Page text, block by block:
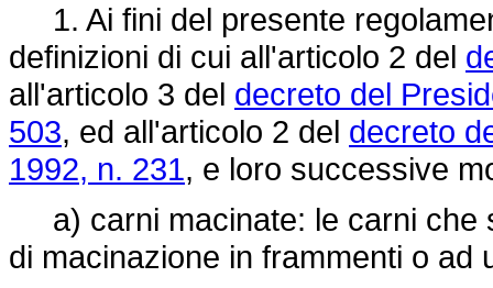
1. Ai fini del presente
definizioni di cui all'articolo 2 del
all'articolo 3 del decreto del
503, ed all'articolo 2 del decreto
1992, n. 231, e loro successive
a) carni macinate: le carni che
di macinazione in frammenti o ad